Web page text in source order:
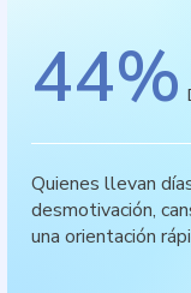
44%
Quienes llevan
desmotivación,
una orientación